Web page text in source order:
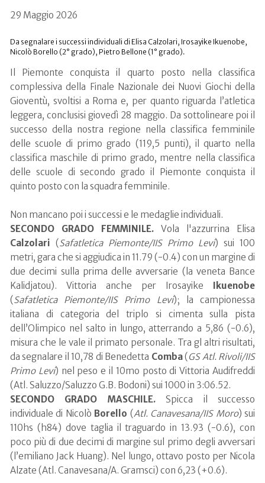
29 Maggio 2026
Da segnalare i successi individuali di Elisa Calzolari, Irosayike Ikuenobe,
Nicolò Borello (2° grado), Pietro Bellone (1° grado).
Il Piemonte conquista il quarto posto nella classifica
complessiva della Finale Nazionale dei Nuovi Giochi della
Gioventù, svoltisi a Roma e, per quanto riguarda l’atletica
leggera, conclusisi giovedì 28 maggio. Da sottolineare poi il
successo della nostra regione nella classifica femminile
delle scuole di primo grado (119,5 punti), il quarto nella
classifica maschile di primo grado, mentre nella classifica
delle scuole di secondo grado il Piemonte conquista il
quinto posto con la squadra femminile.
Non mancano poi i successi e le medaglie individuali.
SECONDO GRADO FEMMINILE. Vola l'azzurrina Elisa
Calzolari (Safatletica Piemonte/IIS Primo Levi) sui 100
metri, gara che si aggiudica in 11.79 (-0.4) con un margine di
due decimi sulla prima delle avversarie (la veneta Bance
Kalidjatou). Vittoria anche per Irosayike Ikuenobe
(Safatletica Piemonte/IIS Primo Levi); la campionessa
italiana di categoria del triplo si cimenta sulla pista
dell’Olimpico nel salto in lungo, atterrando a 5,86 (-0.6),
misura che le vale il primato personale. Tra gl altri risultati,
da segnalare il 10,78 di Benedetta Comba(GS Atl. Rivoli/IIS
Primo Levi) nel peso e il 10mo posto di Vittoria Audifreddi
(Atl. Saluzzo/Saluzzo G.B. Bodoni) sui 1000 in 3:06.52.
SECONDO GRADO MASCHILE.Spicca il successo
individuale di Nicolò Borello (Atl. Canavesana/IIS Moro) sui
110hs (h84) dove taglia il traguardo in 13.93 (-0.6), con
poco più di due decimi di margine sul primo degli avversari
(l’emiliano Jack Huang). Nel lungo, ottavo posto per Nicola
Alzate (Atl. Canavesana/A. Gramsci) con 6,23 (+0.6).